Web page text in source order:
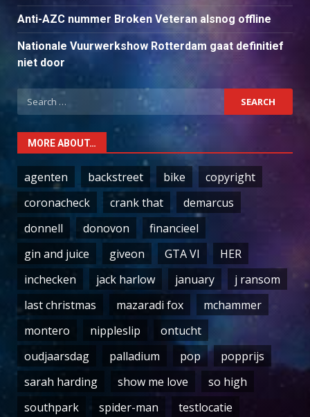
Anti-AZC nummer Broken Veteran alsnog offline
Nationale Vuurwerkshow Rotterdam gaat definitief
niet door
Search
for:
MORE ABOUT…
agenten backstreet bike
copyright
coronacheck
crank that
demarcus
donnell
donovon
financieel
gin and juice
giveon GTA VI
HER
inchecken
jack harlow january
j ransom
last christmas
mazaradi fox
mchammer
montero
nippleslip
ontucht
oudjaarsdag
palladium pop
popprijs
sarah harding
show me love
so high
southpark
spider-man testlocatie